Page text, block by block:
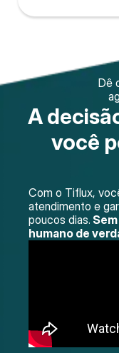
Dê
A
você
Com o Tiflux,
atendimento e
poucos dias.
humano de